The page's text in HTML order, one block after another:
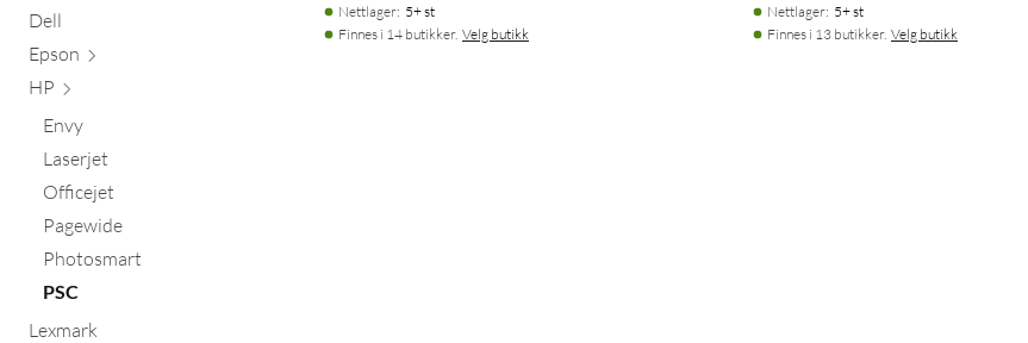
Dell
Epson
HP
Envy
Laserjet
Officejet
Pagewide
Photosmart
PSC
Lexmark
Nettlager: 5+ st
Finnes i 14 butikker. Velg butikk
Nettlager: 5+ st
Finnes i 13 butikker. Velg butikk